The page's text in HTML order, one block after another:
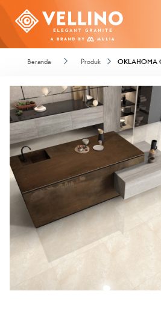
Beranda Produk OKLAHOMA